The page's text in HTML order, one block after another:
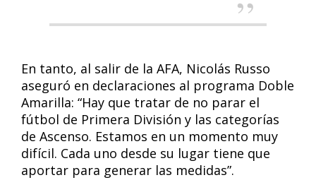
En tanto, al salir de la AFA, Nicolás Russo
aseguró en declaraciones al programa Doble
Amarilla: “Hay que tratar de no parar el
fútbol de Primera División y las categorías
de Ascenso. Estamos en un momento muy
difícil. Cada uno desde su lugar tiene que
aportar para generar las medidas”.